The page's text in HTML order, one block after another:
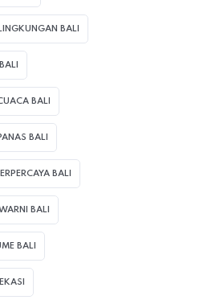
BALI
BALI
BALI
BALI
BALI
BALI